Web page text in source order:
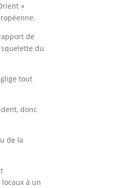
»
de
du
tout
donc
de la
à un